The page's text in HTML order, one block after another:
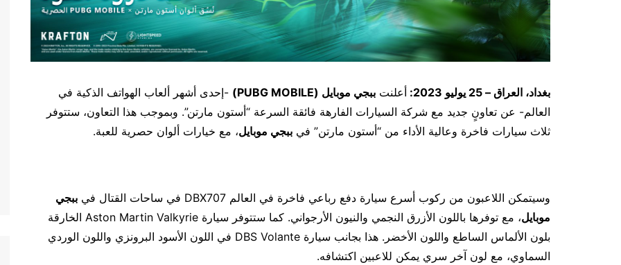
بغداد، العراق – 25 يوليو 2023: أعلنت ببجي موبايل (PUBG MOBILE
) -إحدى أشهر ألعاب الهواتف الذكية في
العالم- عن تعاونٍ جديد مع شركة السيارات الفارهة فائقة السرعة “أستون مارتن”. وبموجب هذا التعاون، ستتوفر
ثلاث سيارات فاخرة وعالية الأداء من “أستون مارتن” في ببجي موبايل، مع خيارات ألوان حصرية للعبة.
وسيتمكن اللاعبون من ركوب أسرع سيارة دفع رباعي فاخرة في العالم DBX707 في ساحات القتال في
ببجي
موبايل
، مع توفرها باللون الأزرق النجمي والنيون الأرجواني. كما ستتوفر سيارة Aston Martin Valkyrie الخارقة
بلون الألماس الساطع واللون الأخضر. هذا بجانب سيارة DBS Volante في اللون الأسود البرونزي واللون الوردي
السماوي، مع لون آخر سري يمكن للاعبين اكتشافه.